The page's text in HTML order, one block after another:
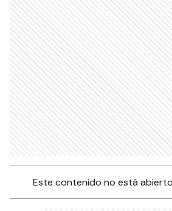
Este contenido no está